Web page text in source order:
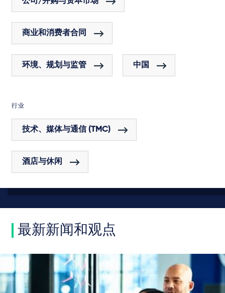
商业和消费者合同
环境、规划与监管 中国
行业
技术、媒体与通信 (TMC)
酒店与休闲
最新新闻和观点